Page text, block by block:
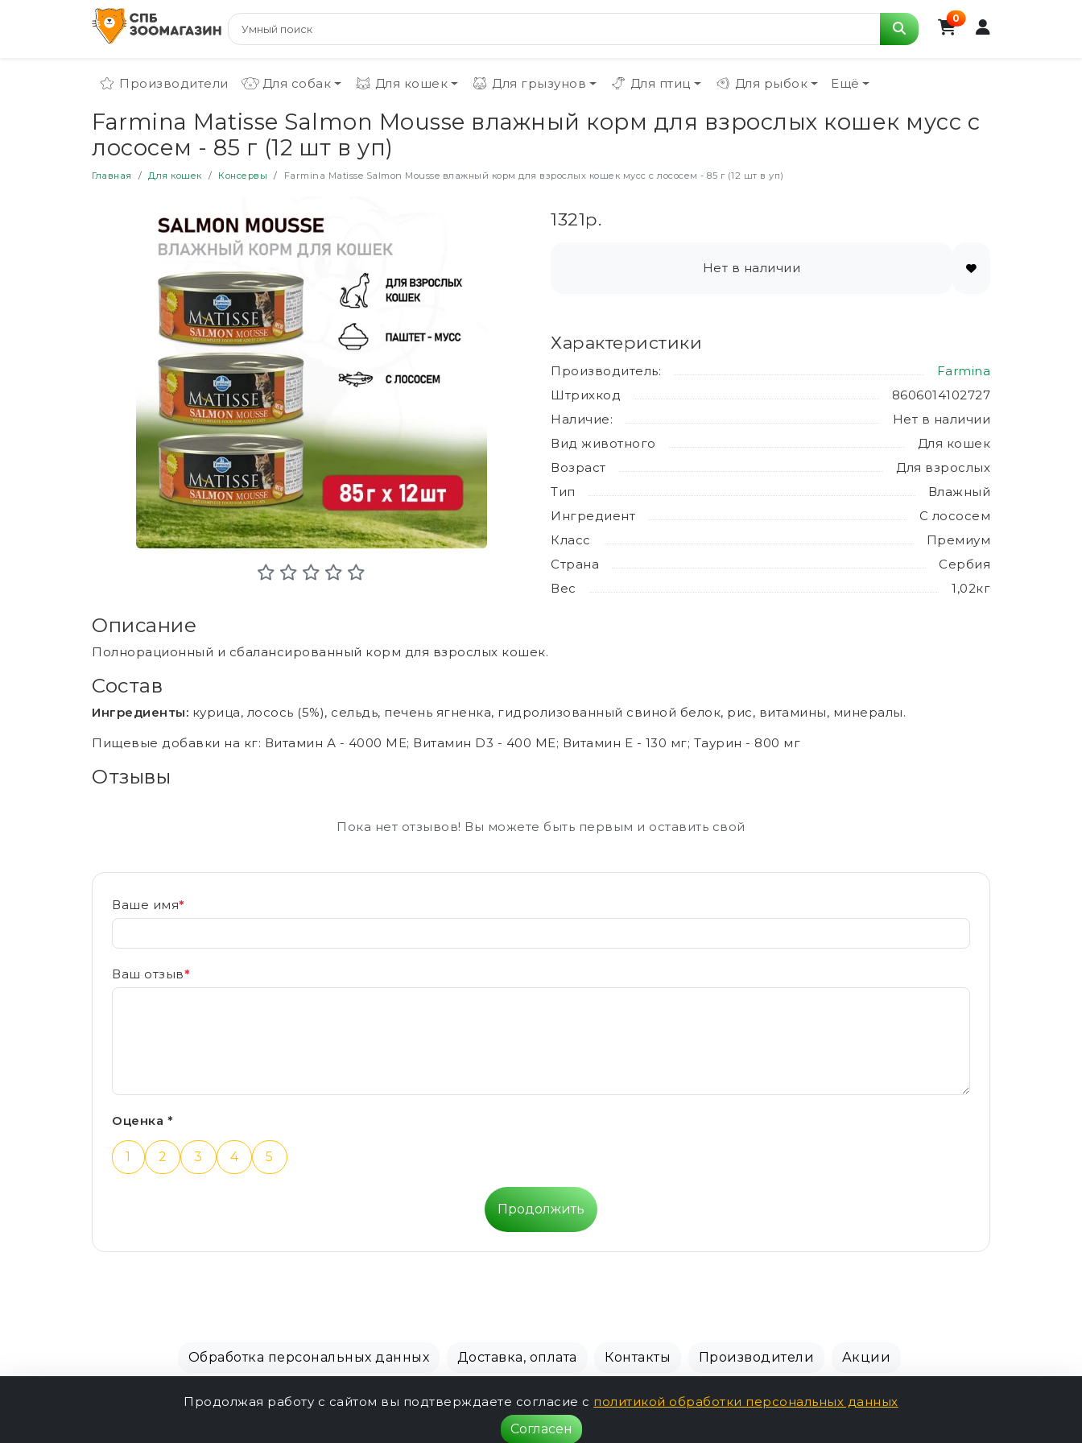
0
Производители Для собак Для кошек Для грызунов Для птиц Для рыбок Ещё
Farmina Matisse Salmon Mousse влажный корм для взрослых кошек мусс с
лососем - 85 г (12 шт в уп)
Главная Для кошек Консервы Farmina Matisse Salmon Mousse влажный корм для взрослых кошек мусс с лососем - 85 г (12 шт в уп)
1321р.
Нет в наличии
Характеристики
Производитель:
Farmina
Штрихкод
8606014102727
Наличие:
Нет в наличии
Вид животного
Для кошек
Возраст
Для взрослых
Тип
Влажный
Ингредиент
С лососем
Класс
Премиум
Страна
Сербия
Вес
1,02кг
Описание
Полнорационный и сбалансированный корм для взрослых кошек.
Состав
Ингредиенты: курица, лосось (5%), сельдь, печень ягненка, гидролизованный свиной белок, рис, витамины, минералы.
Пищевые добавки на кг: Витамин А - 4000 МЕ; Витамин D3 - 400 МЕ; Витамин E - 130 мг; Таурин - 800 мг
Отзывы
Пока нет отзывов! Вы можете быть первым и оставить свой
Ваше имя*
Ваш отзыв*
Оценка *
1 2 3 4 5
Продолжить
Обработка персональных данных Доставка, оплата Контакты Производители Акции
Продолжая работу с сайтом вы подтверждаете согласие с политикой обработки персональных данных
Согласен